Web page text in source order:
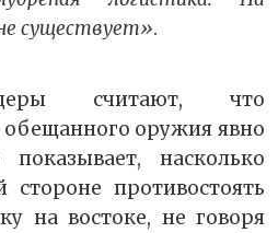
существует».
считают, что
оружия явно
показывает, насколько
стороне противостоять
на востоке, не говоря